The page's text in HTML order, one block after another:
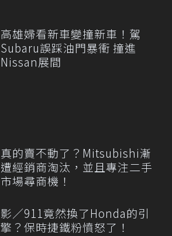
高雄婦看新車變撞新車！駕
Subaru誤踩油門暴衝 撞進
Nissan展間
真的賣不動了？Mitsubishi漸
遭經銷商淘汰，並且專注二手
市場尋商機！
影／911竟然換了Honda的引
擎？保時捷鐵粉憤怒了！